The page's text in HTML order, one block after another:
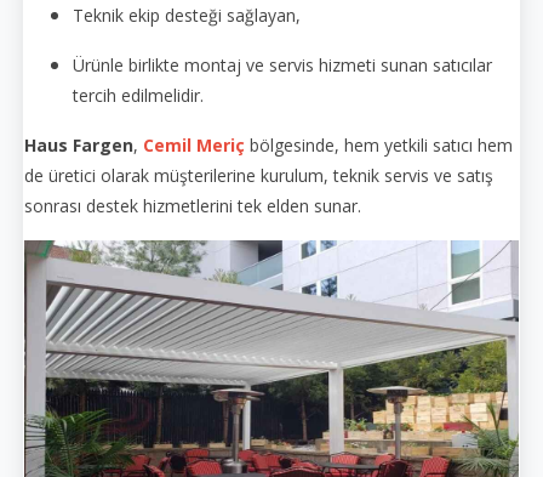
Teknik ekip desteği sağlayan,
Ürünle birlikte montaj ve servis hizmeti sunan satıcılar
tercih edilmelidir.
Haus Fargen, Cemil Meriç bölgesinde, hem yetkili satıcı hem
de üretici olarak müşterilerine kurulum, teknik servis ve satış
sonrası destek hizmetlerini tek elden sunar.